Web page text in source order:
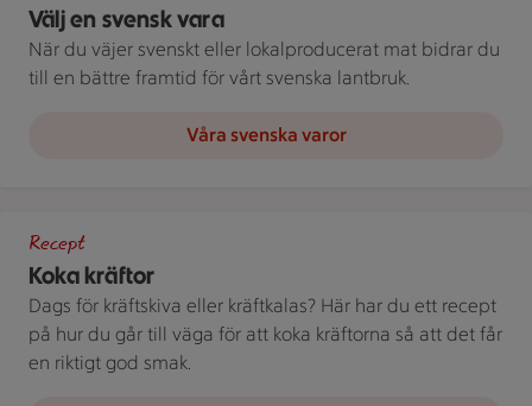
Välj en svensk vara
När du väjer svenskt eller lokalproducerat mat bidrar du
till en bättre framtid för vårt svenska lantbruk.
Våra svenska varor
Koka kräftor
Recept
Dags för kräftskiva eller kräftkalas? Här har du ett recept
på hur du går till väga för att koka kräftorna så att det får
en riktigt god smak.